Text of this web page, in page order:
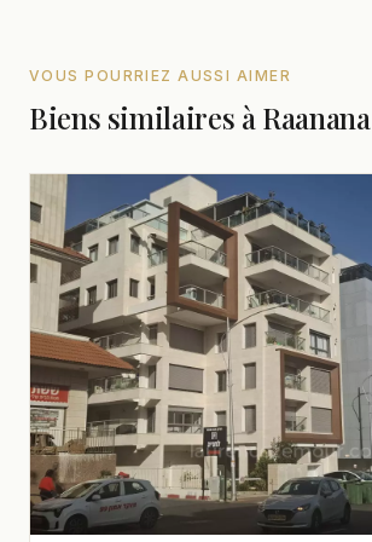
VOUS POURRIEZ AUSSI AIMER
Biens similaires à Raanana